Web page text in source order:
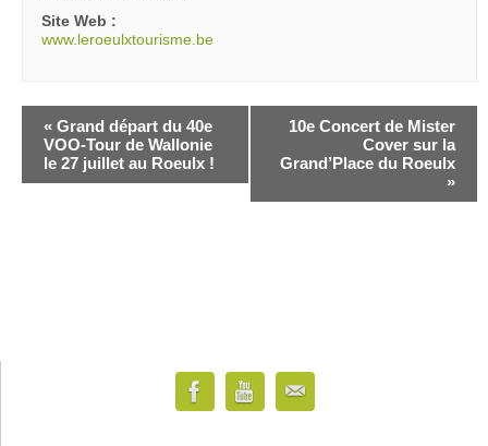
Site Web :
www.leroeulxtourisme.be
« Grand départ du 40e
VOO-Tour de Wallonie
le 27 juillet au Roeulx !
10e Concert de Mister
Cover sur la
Grand’Place du Roeulx
»